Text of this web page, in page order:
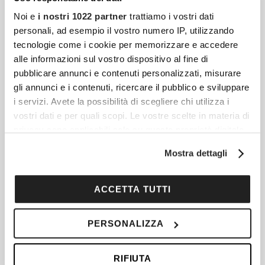
Noi e i nostri 1022 partner trattiamo i vostri dati
personali, ad esempio il vostro numero IP, utilizzando
tecnologie come i cookie per memorizzare e accedere
alle informazioni sul vostro dispositivo al fine di
pubblicare annunci e contenuti personalizzati, misurare
gli annunci e i contenuti, ricercare il pubblico e sviluppare
i servizi. Avete la possibilità di scegliere chi utilizza i
vostri dati e per quali scopi. Le vostre scelte in materia di
modificare o revocare il proprio consenso in qualsiasi
sull'icona di attivazione della privacy.
raccogliere informazioni sulla tua posizione
geografica, con un'approssimazione di qualche
Mostra dettagli
ACCETTA TUTTI
PERSONALIZZA
RIFIUTA
Articoli più recenti
Come Cambiare La Dimensione Del Testo Sullo
Smartphone
Leggere sullo smartphone a volte può
essere difficile se il testo è troppo piccolo.
Per fortuna, tutti i telefoni moderni
Come Trasferire Foto Da Telefono A Computer In
Modo Semplice
Viviamo in un mondo sempre più connesso,